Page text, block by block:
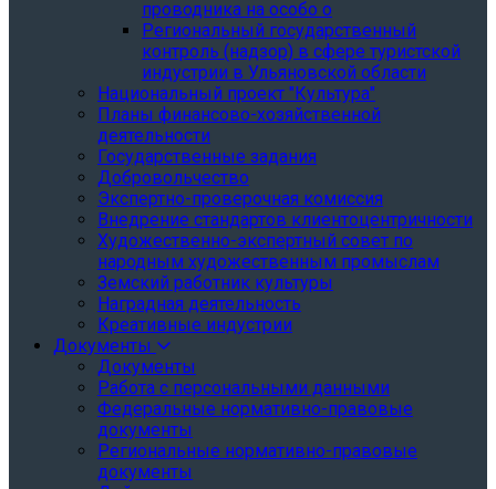
проводника на особо о
Региональный государственный
контроль (надзор) в сфере туристской
индустрии в Ульяновской области
Национальный проект "Культура"
Планы финансово-хозяйственной
деятельности
Государственные задания
Добровольчество
Экспертно-проверочная комиссия
Внедрение стандартов клиентоцентричности
Художественно-экспертный совет по
народным художественным промыслам
Земский работник культуры
Наградная деятельность
Креативные индустрии
Документы
Документы
Работа с персональными данными
Федеральные нормативно-правовые
документы
Региональные нормативно-правовые
документы